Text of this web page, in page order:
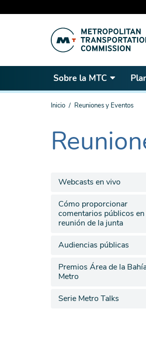
Sobre la MTC
Estás
Inicio Reuniones y Eventos
The
current
Webcasts en vivo
Cómo proporcionar
comentarios públicos
reunión de la junta
Audiencias públicas
Premios Área de la
Metro
Serie Metro Talks